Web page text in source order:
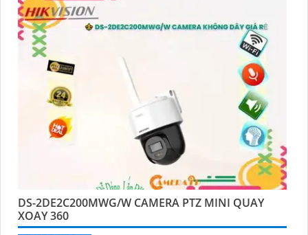
DS-2DE2C200MWG/W CAMERA PTZ MINI QUAY
XOAY 360